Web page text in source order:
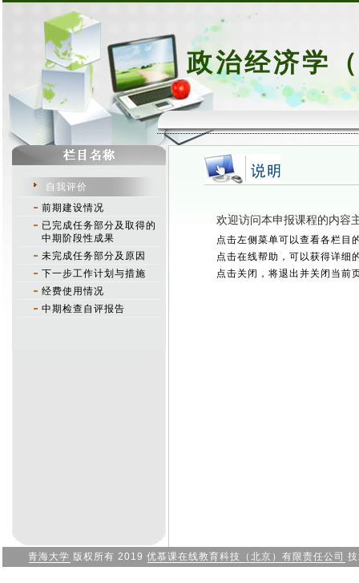
政治经济学
自我评价
前期建设情况
已完成任务部分及取得的
中期阶段性成果
未完成任务部分及原因
下一步工作计划与措施
经费使用情况
中期检查自评报告
青海大学 版权所有 2019优慕课在线教育科技（北京）有限责任公司